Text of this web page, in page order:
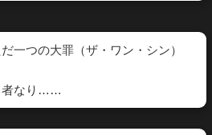
一つの大罪（ザ・ワン・シン）
者なり……